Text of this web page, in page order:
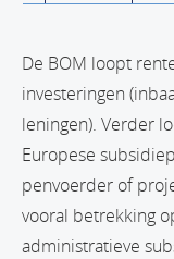
De BOM loopt
investeringen
leningen). Verder
Europese
penvoerder of
vooral betrekking
administratieve